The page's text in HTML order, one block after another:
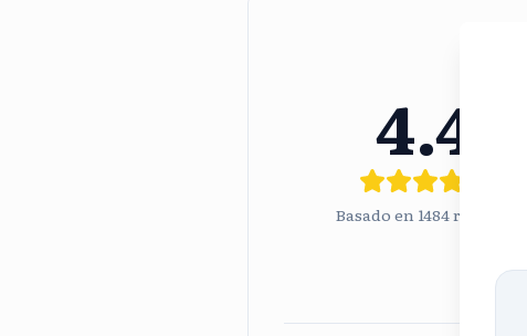
4.4
Basado en 1484reseñas